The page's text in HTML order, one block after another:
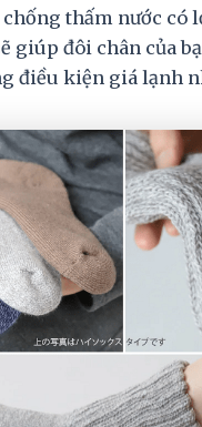
thấm nước có
giúp đôi chân của
điều kiện giá lạnh